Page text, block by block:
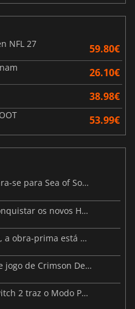
NFL 27
59.80€
26.10€
38.98€
53.99€
Hollow Knight: Silksong prepara-se para Sea of Sorrow com um patch
A Invasão dos Illuminados: Conquistar os novos Helldivers 2 Atualização!
GTA VI: Para além dos atrasos, a obra-prima está quase a chegar
Pearl Abyss revela imagens de jogo de Crimson Desert para a PS5
A atualização da Nintendo Switch 2 traz o Modo Portátil aos jogos mais antigos da Switch